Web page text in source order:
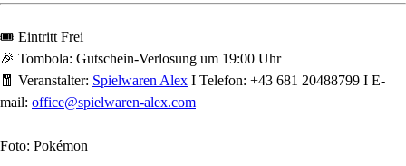
🎟️ Eintritt Frei
🎉 Tombola: Gutschein-Verlosung um 19:00 Uhr
🧧 Veranstalter: Spielwaren Alex I Telefon: +43 681 20488799 I E-
mail: office@spielwaren-alex.com
Foto: Pokémon